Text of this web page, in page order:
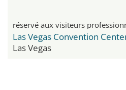
réservé aux visiteurs
Las Vegas Convention
Las Vegas